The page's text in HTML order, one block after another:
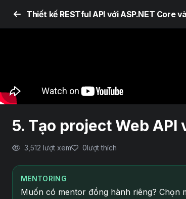
Thiết kế RESTful API với ASP.NET Core
5. Tạo project Web API
3,512 lượt xem 0lượt thích
MENTORING
Muốn có mentor đồng hành riêng? Chọn